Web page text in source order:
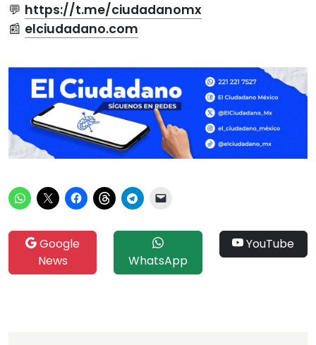
💬 https://t.me/ciudadanomx
📰 elciudadano.com
Google
News
WhatsApp
YouTube